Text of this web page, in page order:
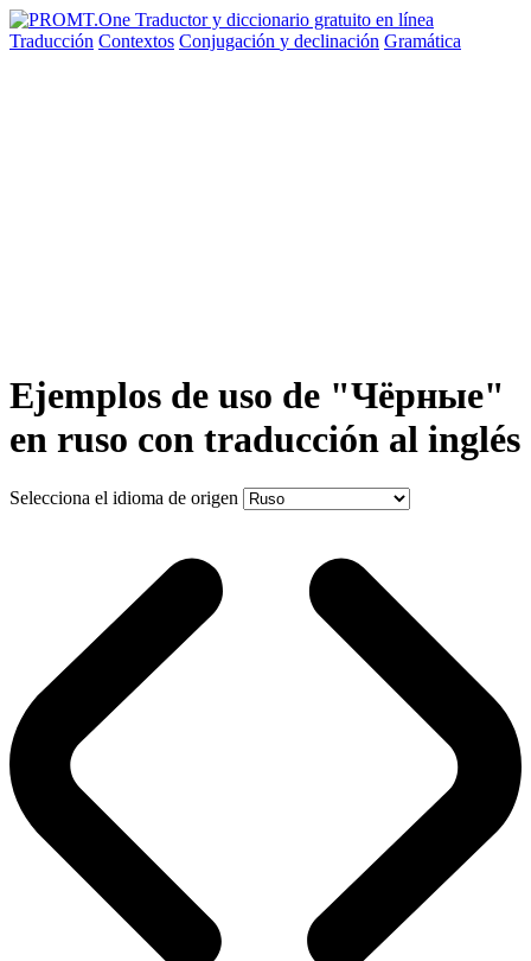
Traducción Contextos Conjugación y declinación Gramática
Ejemplos de uso de "Чёрные"
en ruso con traducción al inglés
Selecciona el idioma de origen